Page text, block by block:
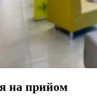
на прийом